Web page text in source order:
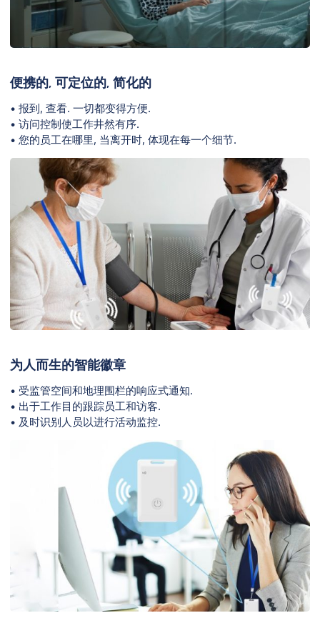
便携的, 可定位的, 简化的
• 报到, 查看. 一切都变得方便.
• 访问控制使工作井然有序.
• 您的员工在哪里, 当离开时, 体现在每一个细节.
为人而生的智能徽章
• 受监管空间和地理围栏的响应式通知.
• 出于工作目的跟踪员工和访客.
• 及时识别人员以进行活动监控.